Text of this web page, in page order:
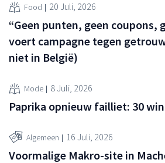
Food 20 Juli, 2026
“Geen punten, geen coupons,
voert campagne tegen
niet in België)
Mode 8 Juli, 2026
Paprika opnieuw failliet: 30
Algemeen 16 Juli, 2026
Voormalige Makro-site in